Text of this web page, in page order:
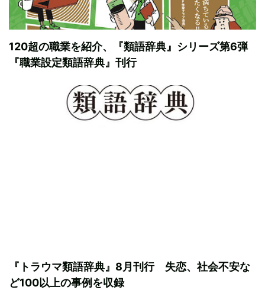
120超の職業を紹介、『類語辞典』シリーズ第6弾
『職業設定類語辞典』刊行
『トラウマ類語辞典』8月刊行 失恋、社会不安な
ど100以上の事例を収録